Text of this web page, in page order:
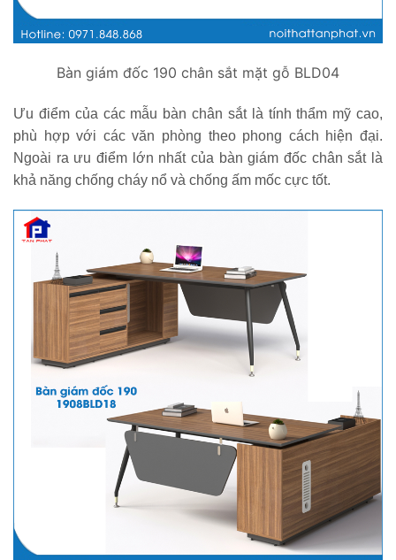
Bàn giám đốc 190 chân sắt mặt gỗ BLD04
Ưu điểm của các mẫu bàn chân sắt là tính thẩm mỹ cao,
phù hợp với các văn phòng theo phong cách hiện đại.
Ngoài ra ưu điểm lớn nhất của bàn giám đốc chân sắt là
khả năng chống cháy nổ và chống ấm mốc cực tốt.